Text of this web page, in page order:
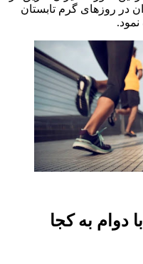
در روزهای گرم تابستان
دوام به کجا